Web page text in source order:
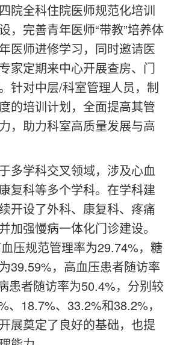
院全科住院医师规范化培训
，完善青年医师“带教”培养体
医师进修学习，同时邀请医
家定期来中心开展查房、门
针对中层/科室管理人员，制
的培训计划，全面提高其管
，助力科室高质量发展与高
多学科交叉领域，涉及心血
复科等多个学科。在学科建
开设了外科、康复科、疼痛
加强慢病一体化门诊建设。
压规范管理率为29.74%，糖
39.59%，高血压患者随访率
患者随访率为50.4%，分别较
、18.7%、33.2%和38.2%，
展奠定了良好的基础，也提